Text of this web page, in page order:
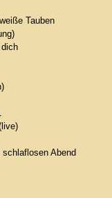
Tauben
Abend